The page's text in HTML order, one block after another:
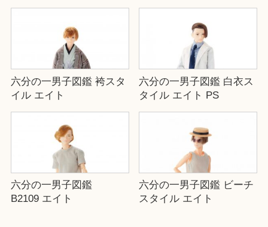
六分の一男子図鑑 袴スタ
イル エイト
六分の一男子図鑑 白衣ス
タイル エイト PS
六分の一男子図鑑
B2109 エイト
六分の一男子図鑑 ビーチ
スタイル エイト